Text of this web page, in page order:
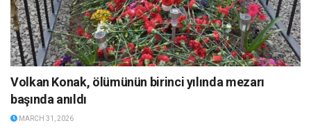
Volkan Konak, ölümünün birinci yılında mezarı
başında anıldı
MARCH 31, 2026